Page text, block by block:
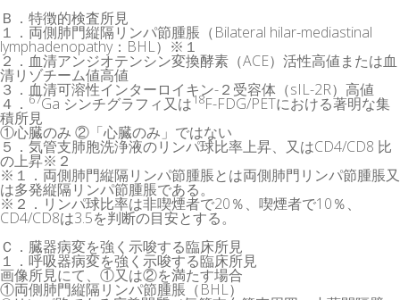
Ｂ．特徴的検査所見
１．両側肺門縦隔リンパ節腫脹（Bilateral hilar-mediastinal
lymphadenopathy：BHL）※１
２．血清アンジオテンシン変換酵素（ACE）活性高値または血
清リゾチーム値高値
３．血清可溶性インターロイキン-２受容体（sIL-2R）高値
４． 67Ga シンチグラフィ又は18F-FDG/PETにおける著明な集
積所見
①心臓のみ ②「心臓のみ」ではない
５．気管支肺胞洗浄液のリンパ球比率上昇、又はCD4/CD8 比
の上昇※２
※１．両側肺門縦隔リンパ節腫脹とは両側肺門リンパ節腫脹又
は多発縦隔リンパ節腫脹である。
※２．リンパ球比率は非喫煙者で20％、喫煙者で10％、
CD4/CD8は3.5を判断の目安とする。
Ｃ．臓器病変を強く示唆する臨床所見
１．呼吸器病変を強く示唆する臨床所見
画像所見にて、①又は②を満たす場合
①両側肺門縦隔リンパ節腫脹（BHL）